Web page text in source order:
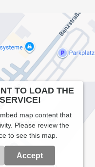
TO LOAD THE
map content that
Please review the
to see this map.
Accept